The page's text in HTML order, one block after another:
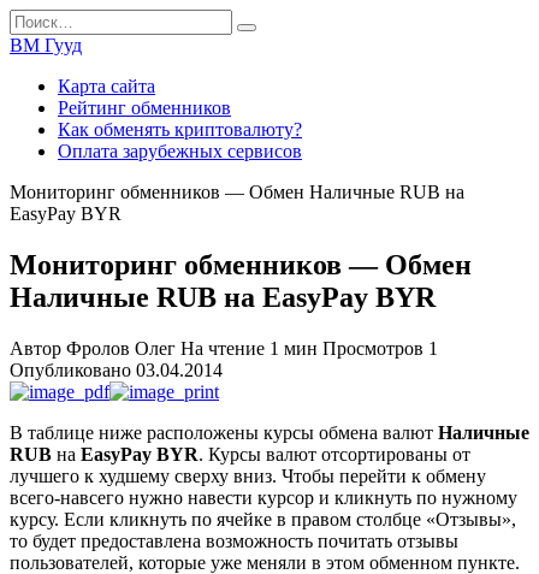
Перейти
к
содержанию
Search
for:
ВМ Гууд
Карта сайта
Рейтинг обменников
Как обменять криптовалюту?
Оплата зарубежных сервисов
Мониторинг обменников — Обмен Наличные RUB на
EasyPay BYR
Мониторинг обменников — Обмен
Наличные RUB на EasyPay BYR
Автор Фролов Олег На чтение 1 мин Просмотров 1
Опубликовано 03.04.2014
В таблице ниже расположены курсы обмена валют Наличные
RUB на EasyPay BYR. Курсы валют отсортированы от
лучшего к худшему сверху вниз. Чтобы перейти к обмену
всего-навсего нужно навести курсор и кликнуть по нужному
курсу. Если кликнуть по ячейке в правом столбце «Отзывы»,
то будет предоставлена возможность почитать отзывы
пользователей, которые уже меняли в этом обменном пункте.